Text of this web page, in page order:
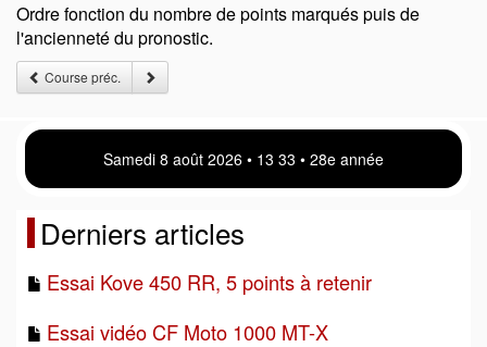
Ordre fonction du nombre de points marqués puis de
l'ancienneté du pronostic.
Course préc.
Samedi 8 août 2026 • 13:33 • 28e année
Derniers articles
Essai Kove 450 RR, 5 points à retenir
Essai vidéo CF Moto 1000 MT-X